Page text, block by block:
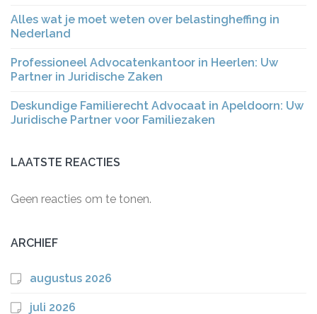
Alles wat je moet weten over belastingheffing in
Nederland
Professioneel Advocatenkantoor in Heerlen: Uw
Partner in Juridische Zaken
Deskundige Familierecht Advocaat in Apeldoorn: Uw
Juridische Partner voor Familiezaken
LAATSTE REACTIES
Geen reacties om te tonen.
ARCHIEF
augustus 2026
juli 2026